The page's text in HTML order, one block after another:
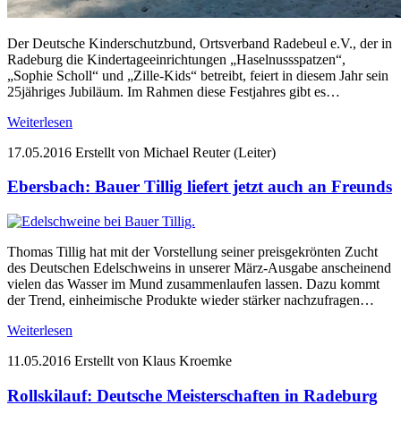
Der Deutsche Kinderschutzbund, Ortsverband Radebeul e.V., der in
Radeburg die Kindertageeinrichtungen „Haselnussspatzen“,
„Sophie Scholl“ und „Zille-Kids“ betreibt, feiert in diesem Jahr sein
25jähriges Jubiläum. Im Rahmen diese Festjahres gibt es…
Weiterlesen
17.05.2016 Erstellt von Michael Reuter (Leiter)
Ebersbach: Bauer Tillig liefert jetzt auch an Freunds
Thomas Tillig hat mit der Vorstellung seiner preisgekrönten Zucht
des Deutschen Edelschweins in unserer März-Ausgabe anscheinend
vielen das Wasser im Mund zusammenlaufen lassen. Dazu kommt
der Trend, einheimische Produkte wieder stärker nachzufragen…
Weiterlesen
11.05.2016 Erstellt von Klaus Kroemke
Rollskilauf: Deutsche Meisterschaften in Radeburg